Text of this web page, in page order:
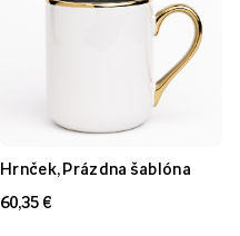
Hrnček, Prázdna šablóna
60,35 €